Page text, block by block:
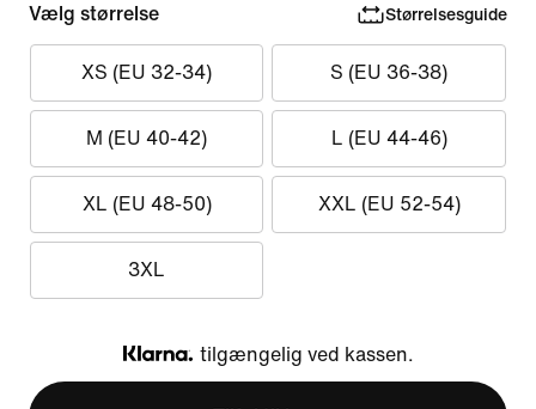
Vælg størrelse Størrelsesguide
XS (EU 32-34) S (EU 36-38)
M (EU 40-42) L (EU 44-46)
XL (EU 48-50) XXL (EU 52-54)
3XL
Klarna
tilgængelig ved kassen.